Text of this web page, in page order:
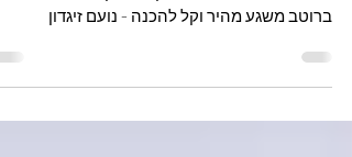
קיפודים עם אורז ברוטב משגע
וקל להכנה - נועם זיגדון
ארוחה מעולה בסיר אחד קציצות קיפודים עם אורז